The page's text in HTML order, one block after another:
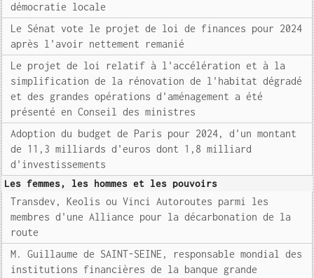
démocratie locale
Le Sénat vote le projet de loi de finances pour 2024
après l'avoir nettement remanié
Le projet de loi relatif à l'accélération et à la
simplification de la rénovation de l'habitat dégradé
et des grandes opérations d'aménagement a été
présenté en Conseil des ministres
Adoption du budget de Paris pour 2024, d'un montant
de 11,3 milliards d'euros dont 1,8 milliard
d'investissements
Les femmes, les hommes et les pouvoirs
Transdev, Keolis ou Vinci Autoroutes parmi les
membres d'une Alliance pour la décarbonation de la
route
M. Guillaume de SAINT-SEINE, responsable mondial des
institutions financières de la banque grande